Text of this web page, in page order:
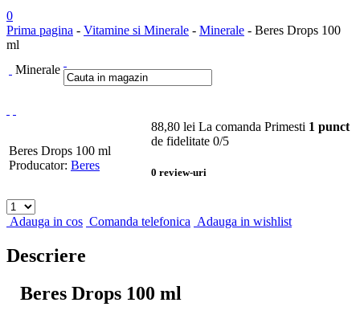
0
Prima pagina - Vitamine si Minerale - Minerale - Beres Drops 100
ml
Minerale
Beres Drops 100 ml
Producator: Beres
88,80 lei La comanda Primesti 1 punct
de fidelitate 0/5
0 review-uri
Adauga in cos Comanda telefonica Adauga in wishlist
Descriere
Beres Drops 100 ml